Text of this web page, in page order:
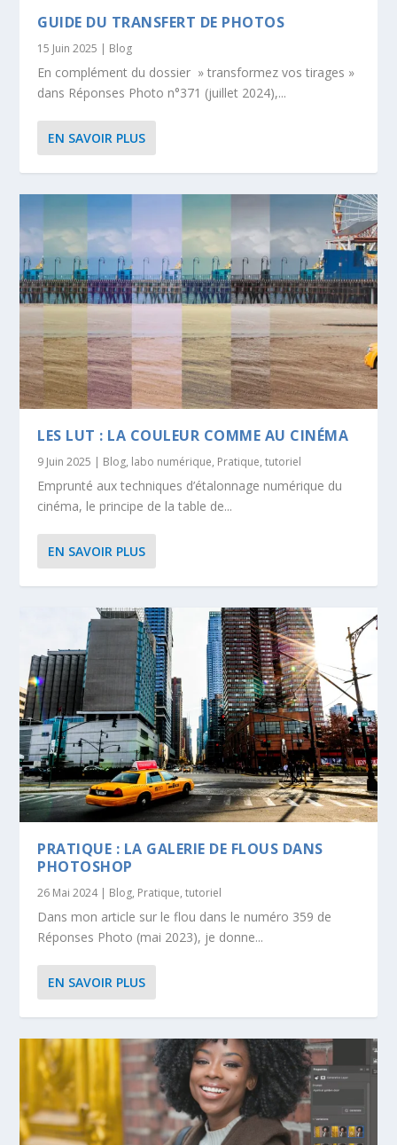
GUIDE DU TRANSFERT DE PHOTOS
15 Juin 2025 | Blog
En complément du dossier » transformez vos tirages »
dans Réponses Photo n°371 (juillet 2024),...
EN SAVOIR PLUS
LES LUT : LA COULEUR COMME AU CINÉMA
9 Juin 2025 | Blog, labo numérique, Pratique,tutoriel
Emprunté aux techniques d’étalonnage numérique du
cinéma, le principe de la table de...
EN SAVOIR PLUS
PRATIQUE : LA GALERIE DE FLOUS DANS
PHOTOSHOP
26 Mai 2024| Blog, Pratique,tutoriel
Dans mon article sur le flou dans le numéro 359 de
Réponses Photo (mai 2023), je donne...
EN SAVOIR PLUS